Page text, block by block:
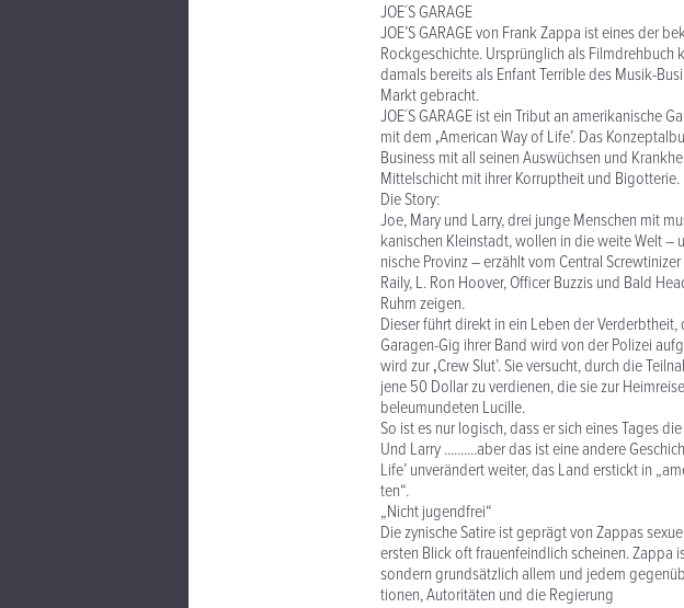
JOE´S GARAGE
JOE’S GARAGE von Frank Zappa ist eines der
Rockgeschichte. Ursprünglich als Filmdrehbuch
damals bereits als Enfant Terrible des Musik-
Markt gebracht.
JOE´S GARAGE ist ein Tribut an amerikanische
mit dem ‚American Way of Life’. Das
Business mit all seinen Auswüchsen und
Mittelschicht mit ihrer Korruptheit und Bigotterie.
Die Story:
Joe, Mary und Larry, drei junge Menschen mit
kanischen Kleinstadt, wollen in die weite Welt –
nische Provinz – erzählt vom Central
Raily, L. Ron Hoover, Officer Buzzis und Bald
Ruhm zeigen.
Dieser führt direkt in ein Leben der Verderbtheit,
Garagen-Gig ihrer Band wird von der Polizei
wird zur ‚Crew Slut’. Sie versucht, durch die
jene 50 Dollar zu verdienen, die sie zur
beleumundeten Lucille.
So ist es nur logisch, dass er sich eines Tages
Und Larry ..........aber das ist eine andere
Life’ unverändert weiter, das Land erstickt in
ten“.
„Nicht jugendfrei“
Die zynische Satire ist geprägt von Zappas
ersten Blick oft frauenfeindlich scheinen.
sondern grundsätzlich allem und jedem
tionen, Autoritäten und die Regierung